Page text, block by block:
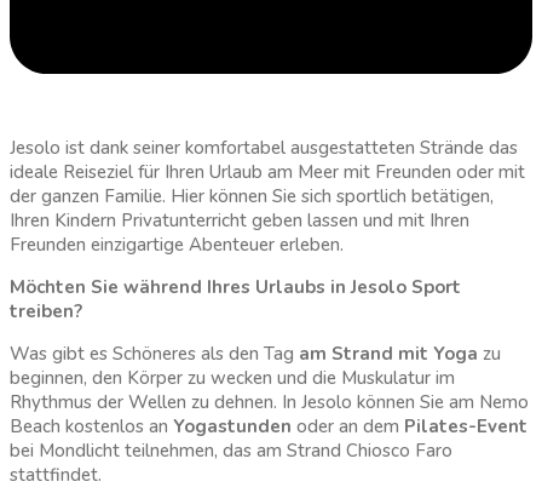
Jesolo ist dank seiner komfortabel ausgestatteten Strände das
ideale Reiseziel für Ihren Urlaub am Meer mit Freunden oder mit
der ganzen Familie. Hier können Sie sich sportlich betätigen,
Ihren Kindern Privatunterricht geben lassen und mit Ihren
Freunden einzigartige Abenteuer erleben.
Möchten Sie während Ihres Urlaubs in Jesolo Sport
treiben?
Was gibt es Schöneres als den Tag am Strand mit Yoga zu
beginnen, den Körper zu wecken und die Muskulatur im
Rhythmus der Wellen zu dehnen. In Jesolo können Sie am Nemo
Beach kostenlos an Yogastunden oder an dem Pilates-Event
bei Mondlicht teilnehmen, das am Strand Chiosco Faro
stattfindet.